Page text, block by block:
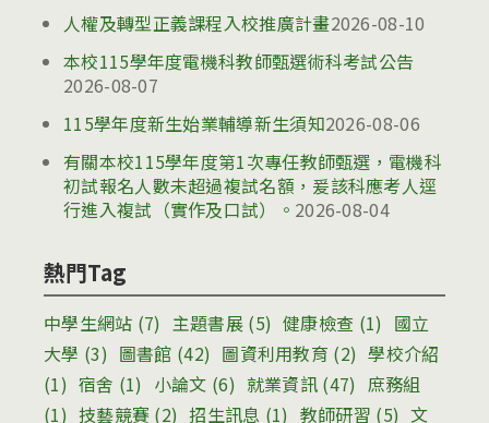
人權及轉型正義課程入校推廣計畫2026-08-10
本校115學年度電機科教師甄選術科考試公告
2026-08-07
115學年度新生始業輔導新生須知2026-08-06
有關本校115學年度第1次專任教師甄選，電機科
初試報名人數未超過複試名額，爰該科應考人逕
行進入複試（實作及口試）。 2026-08-04
熱門Tag
中學生網站 (7) 主題書展(5) 健康檢查 (1) 國立
大學 (3) 圖書館 (42) 圖資利用教育 (2) 學校介紹
(1) 宿舍 (1) 小論文 (6) 就業資訊 (47) 庶務組
(1) 技藝競賽 (2) 招生訊息 (1) 教師研習 (5) 文